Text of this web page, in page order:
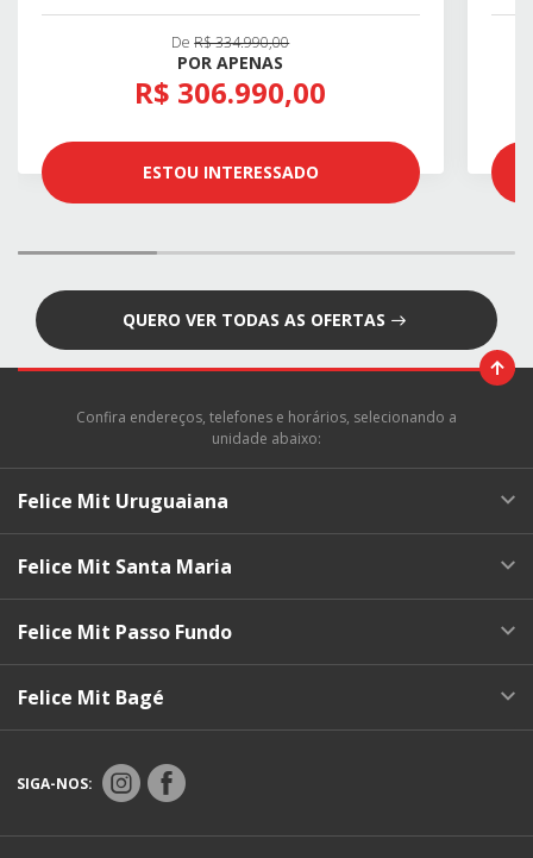
DeR$ 334.990,00
POR APENAS
R$ 306.990,00
ESTOU INTERESSADO
QUERO VER TODAS AS OFERTAS
Confira endereços, telefones e horários, selecionando a
unidade abaixo:
Felice Mit Uruguaiana
Felice Mit Santa Maria
Felice Mit Passo Fundo
Felice Mit Bagé
SIGA-NOS: